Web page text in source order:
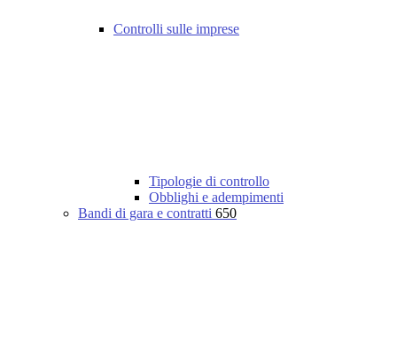
Controlli sulle imprese
Tipologie di controllo
Obblighi e adempimenti
Bandi di gara e contratti 650